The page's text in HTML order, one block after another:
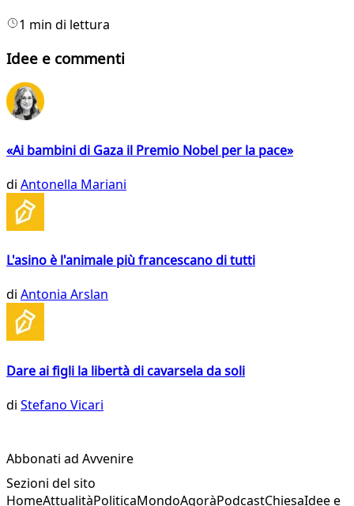
1 min di lettura
Idee e commenti
«Ai bambini di Gaza il Premio Nobel per la pace»
di Antonella Mariani
L'asino è l'animale più francescano di tutti
di Antonia Arslan
Dare ai figli la libertà di cavarsela da soli
di Stefano Vicari
Abbonati ad Avvenire
Sezioni del sito
HomeAttualitàPoliticaMondoAgoràPodcastChiesaIdee e